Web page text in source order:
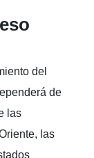
del
de
las
las